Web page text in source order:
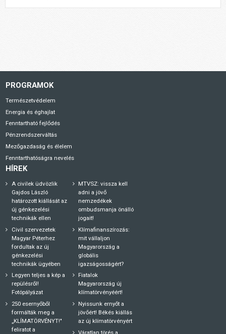
PROGRAMOK
Természetvédelem
Energia és éghajlat
Fenntartható fejlődés
Pénzrendszerváltás
Mezőgazdaság és élelem
Fenntarthatóságra nevelés
HÍREK
A civilek üdvözlik
Gajdos László
határozott kiállását az
új génkezelési
technikák ellen
Civil szervezetek
Magyar Péterhez
fordultak az új
génkezelési
technikák ügyében
Legyen teljes a kép a
repülésről!
Fotópályázat
250 esernyőből
formálták meg a
„KLÍMATÖRVÉNYT!"
feliratot a
MTVSZ: vissza kell
adni a jövő
nemzedékek
ombudsmanja önálló
jogait!
Klímafinanszírozás:
mit vállaljon
Magyarország a
globális
igazságosságért?
Fiatalok
Magyarország új
klímatörvényéért!
Nyissunk ernyőt a
jövőért! Békés kiállás
az új klímatörvényért
Váratlan törés a